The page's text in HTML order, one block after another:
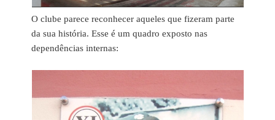
O clube parece reconhecer aqueles que fizeram parte
da sua história. Esse é um quadro exposto nas
dependências internas: